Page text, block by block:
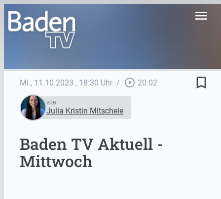
menu
Mi., 11.10.2023 , 18:30 Uhr / play_circle_outline 20:02 bookmark_border
VON
Julia Kristin Mitschele
Baden TV Aktuell -
Mittwoch